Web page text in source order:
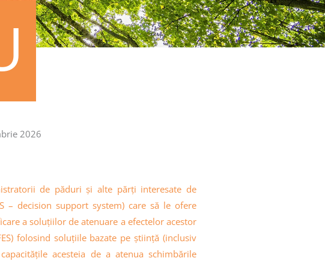
2026
de păduri și alte părți interesate de
– decision support system) care să le ofere
a soluțiilor de atenuare a efectelor acestor
folosind soluțiile bazate pe știință (inclusiv
acesteia de a atenua schimbările